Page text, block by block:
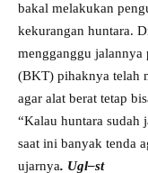
bakal melakukan
kekurangan huntara.
mengganggu
(BKT) pihaknya telah
agar alat berat tetap
“Kalau huntara sudah
saat ini banyak tenda
ujarnya. Ugl–st